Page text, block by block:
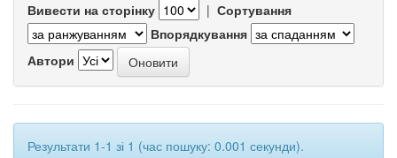
Вивести на сторінку | Сортування
Впорядкування
Автори
Результати 1-1 зі 1 (час пошуку: 0.001 секунди).